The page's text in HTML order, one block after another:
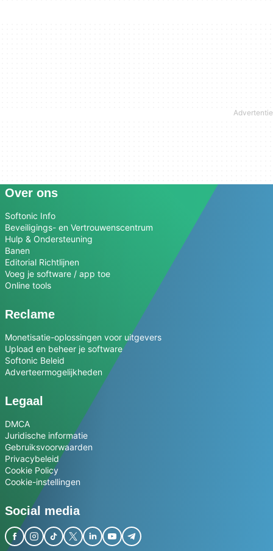
Over ons
Softonic Info
Beveiligings- en Vertrouwenscentrum
Hulp & Ondersteuning
Banen
Editorial Richtlijnen
Voeg je software / app toe
Online tools
Reclame
Monetisatie-oplossingen voor uitgevers
Upload en beheer je software
Softonic Beleid
Adverteermogelijkheden
Legaal
DMCA
Juridische informatie
Gebruiksvoorwaarden
Privacybeleid
Cookie Policy
Cookie-instellingen
Social media